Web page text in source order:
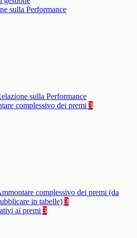
sulla Performance
sulla Performance
complessivo dei premi 3
complessivo dei premi (da
in tabelle) 3
ai premi 3